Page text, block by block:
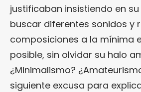
justificaban insistiendo en
buscar diferentes sonidos y
composiciones a la mínima
posible, sin olvidar su halo
¿Minimalismo?
siguiente excusa para